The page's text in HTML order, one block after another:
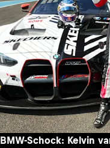
BMW-Schock: Kelvin